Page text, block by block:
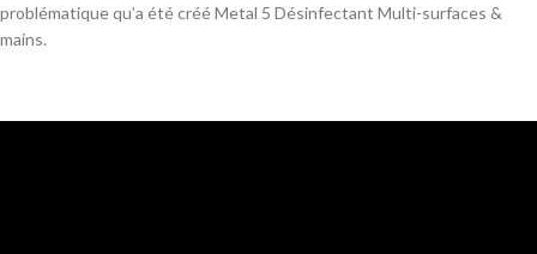
problématique qu’a été créé Metal 5 Désinfectant Multi-surfaces &
mains.